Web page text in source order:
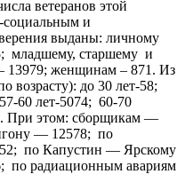
ветеранов этой
социальным и
выданы: личному
младшему, старшему и
13979; женщинам – 871. Из
возрасту): до 30 лет-58;
60 лет-5074; 60-70
При этом: сборщикам —
— 12578; по
по Капустин — Ярскому
радиационным авариям